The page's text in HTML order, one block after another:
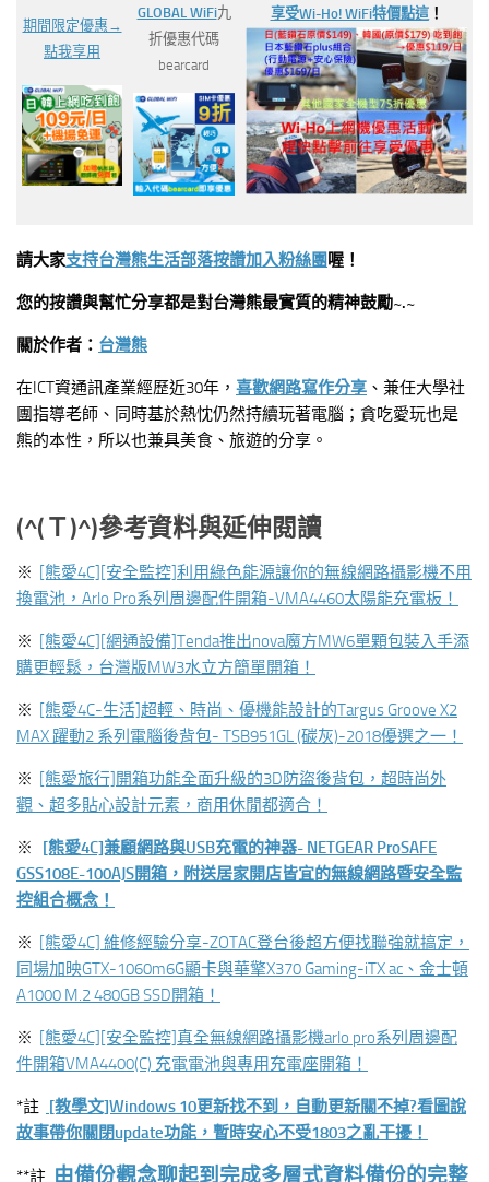
期間限定優惠→
點我享用
GLOBAL WiFi九
折優惠代碼
bearcard
享受Wi-Ho! WiFi特價點這！
請大家支持台灣熊生活部落按讚加入粉絲團喔！
您的按讚與幫忙分享都是對台灣熊最實質的精神鼓勵~.~
關於作者： 台灣熊
在ICT資通訊產業經歷近30年， 喜歡網路寫作分享 、兼任大學社
團指導老師、同時基於熱忱仍然持續玩著電腦；貪吃愛玩也是
熊的本性，所以也兼具美食、旅遊的分享。
(^(Ｔ)^)參考資料與延伸閱讀
※ [熊愛4C][安全監控]利用綠色能源讓你的無線網路攝影機不用
換電池，Arlo Pro系列周邊配件開箱-VMA4460太陽能充電板！
※ [熊愛4C][網通設備]Tenda推出nova魔方MW6單顆包裝入手添
購更輕鬆，台灣版MW3水立方簡單開箱！
※ [熊愛4C-生活]超輕、時尚、優機能設計的Targus Groove X2
MAX 躍動2 系列電腦後背包- TSB951GL (碳灰)-2018優選之一！
※ [熊愛旅行]開箱功能全面升級的3D防盜後背包，超時尚外
觀、超多貼心設計元素，商用休閒都適合！
※
[熊愛4C]兼顧網路與USB充電的神器- NETGEAR ProSAFE
GSS108E-100AJS開箱，附送居家開店皆宜的無線網路暨安全監
控組合概念！
※ [熊愛4C] 維修經驗分享-ZOTAC登台後超方便找聯強就搞定，
同場加映GTX-1060m6G顯卡與華擎X370 Gaming-iTX ac、金士頓
A1000 M.2 480GB SSD開箱！
※ [熊愛4C][安全監控]真全無線網路攝影機arlo pro系列周邊配
件開箱VMA4400(C) 充電電池與專用充電座開箱！
*註
[教學文]Windows 10更新找不到，自動更新關不掉?看圖說
故事帶你關閉update功能，暫時安心不受1803之亂干擾！
**註 由備份觀念聊起到完成多層式資料備份的完整